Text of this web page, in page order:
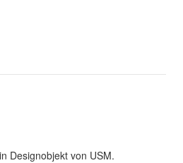
Designobjekt von USM.